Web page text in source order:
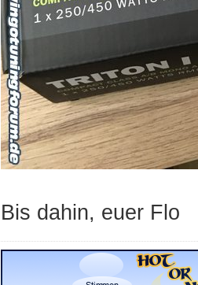
Bis dahin, euer Flo